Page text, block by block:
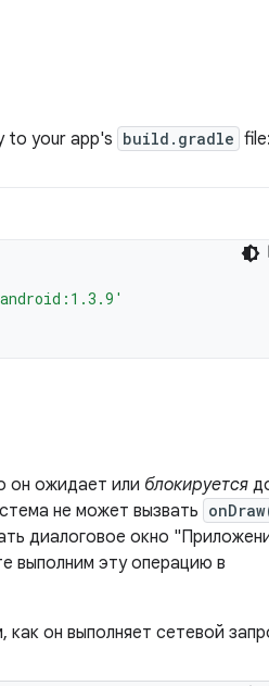
to your app's build.gradle file:
он ожидает или блокируется
не может вызвать
диалоговое окно
выполним эту операцию в
как он выполняет сетевой